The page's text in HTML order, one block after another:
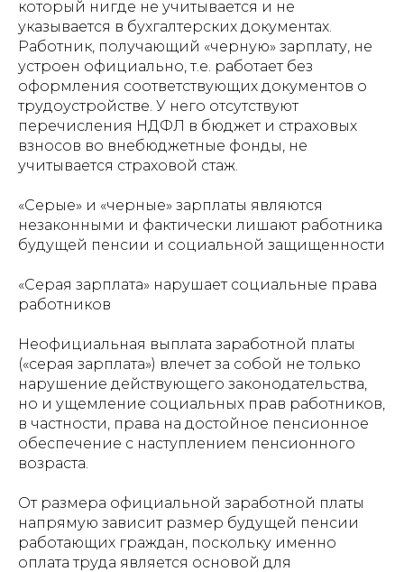
который нигде не учитывается и не
указывается в бухгалтерских документах.
Работник, получающий «черную» зарплату, не
устроен официально, т.е. работает без
оформления соответствующих документов о
трудоустройстве. У него отсутствуют
перечисления НДФЛ в бюджет и страховых
взносов во внебюджетные фонды, не
учитывается страховой стаж.
«Серые» и «черные» зарплаты являются
незаконными и фактически лишают работника
будущей пенсии и социальной защищенности
«Серая зарплата» нарушает социальные права
работников
Неофициальная выплата заработной платы
(«серая зарплата») влечет за собой не только
нарушение действующего законодательства,
но и ущемление социальных прав работников,
в частности, права на достойное пенсионное
обеспечение с наступлением пенсионного
возраста.
От размера официальной заработной платы
напрямую зависит размер будущей пенсии
работающих граждан, поскольку именно
оплата труда является основой для